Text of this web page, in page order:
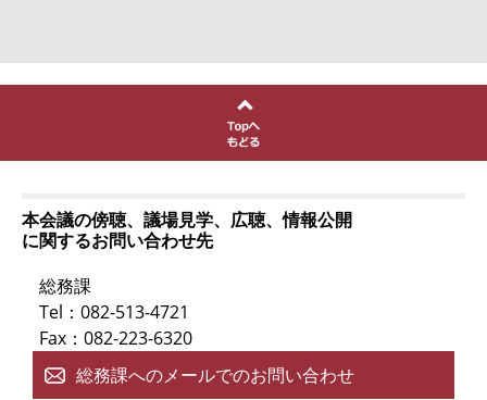
本会議の傍聴、議場見学、広聴、情報公開
に関するお問い合わせ先
総務課
Tel：082-513-4721
Fax：082-223-6320
総務課へのメールでのお問い合わせ